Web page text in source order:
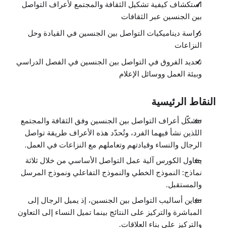
0:39
السياق اللفظي
النوع واللغة
1:03
أساليب التواصل بين الرجال والنساء
أنماط التواصل بين النوعين
فرضية سابير وورف
2:22
تمرين الفصل الخامس
0:44
التواصل اللالفظي
مقدمة في التواصلات اللالفظية
1:10
إشارات التواصل اللالفظي
تأكيد الرسالة
0:35
0:33
استكشاف كيفية تشكيل الثقافة والمجتمع لأعراف التواصل
بين الجنسين عبر الثقافات
دراسة ديناميكيات التواصل بين الجنسين في القيادة وحل
النزاعات
تحديد الفروق في التواصل بين الجنسين في الفصل الدراسي
وبيئة العمل ووسائل الإعلام
النقاط الرئيسية
تتشكّل أعراف التواصل بين الجنسين وفق الثقافة والمجتمع
اللذين نشأ فيهما الفرد، وتُحدّد هذه الأعراف طريقة تواصل
الرجال والنساء وقيادتهم وتعاملهم مع النزاعات في العمل.
يتناول الكورس آلية عمل التواصل الأساسي من خلال ثلاثة
نماذج: النموذج الخطي والنموذج التفاعلي ونموذج المرسل
والمستقبل.
تتباين أساليب التواصل بين الجنسين، إذ يميل الرجال إلى
المباشرة والتركيز على النتائج بينما تميل النساء إلى التعاون
والتركيز على بناء العلاقات.